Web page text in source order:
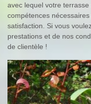
avec lequel votre
compétences
satisfaction. Si vous
prestations et de nos
de clientèle !